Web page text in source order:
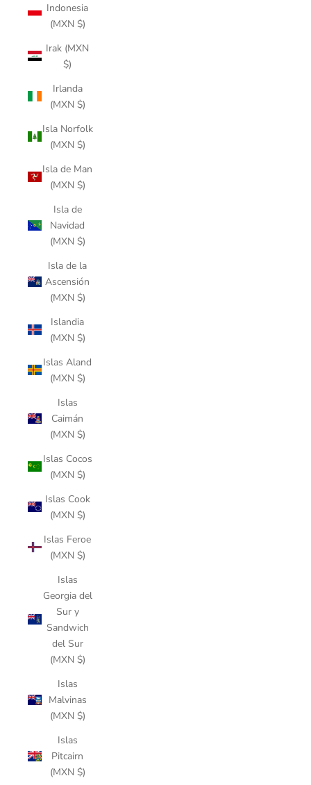
Indonesia
(MXN $)
Irak (MXN
$)
Irlanda
(MXN $)
Isla Norfolk
(MXN $)
Isla de Man
(MXN $)
Isla de
Navidad
(MXN $)
Isla de la
Ascensión
(MXN $)
Islandia
(MXN $)
Islas Aland
(MXN $)
Islas
Caimán
(MXN $)
Islas Cocos
(MXN $)
Islas Cook
(MXN $)
Islas Feroe
(MXN $)
Islas
Georgia del
Sur y
Sandwich
del Sur
(MXN $)
Islas
Malvinas
(MXN $)
Islas
Pitcairn
(MXN $)